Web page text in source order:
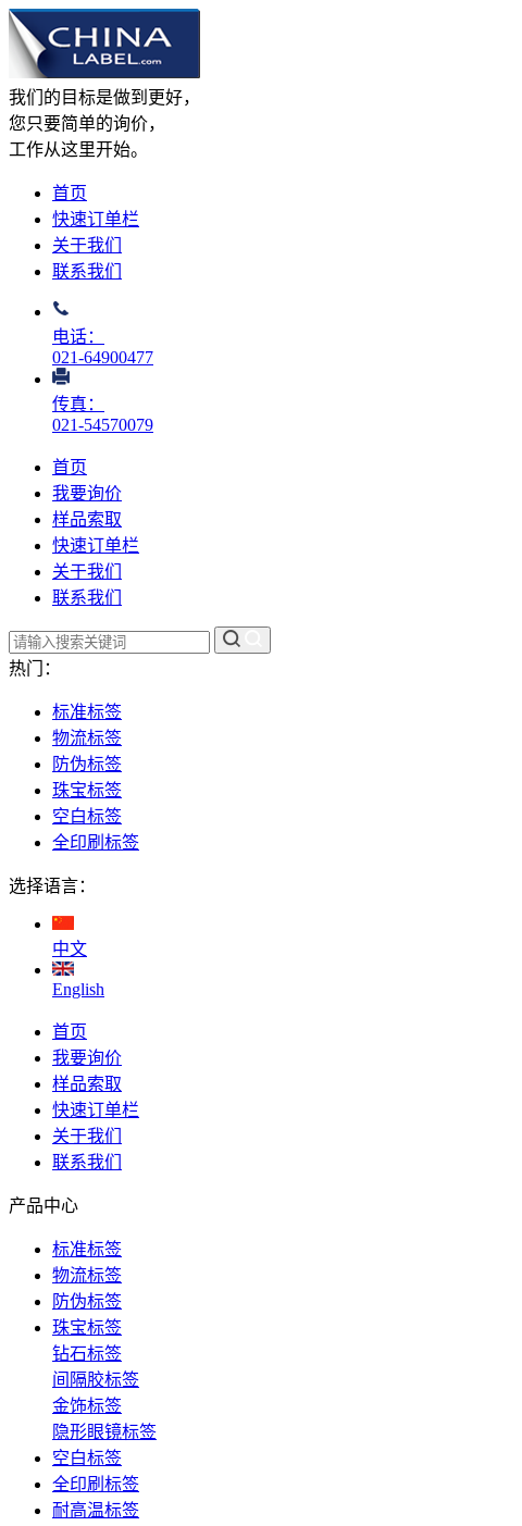
我们的目标是做到更好，
您只要简单的询价，
工作从这里开始。
首页
快速订单栏
关于我们
联系我们
电话：
021-64900477
传真：
021-54570079
首页
我要询价
样品索取
快速订单栏
关于我们
联系我们
热门：
标准标签
物流标签
防伪标签
珠宝标签
空白标签
全印刷标签
选择语言：
中文
English
首页
我要询价
样品索取
快速订单栏
关于我们
联系我们
产品中心
标准标签
物流标签
防伪标签
珠宝标签
钻石标签
间隔胶标签
金饰标签
隐形眼镜标签
空白标签
全印刷标签
耐高温标签